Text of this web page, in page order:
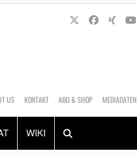
US KONTAKT ABO & SHOP MEDIADATEN
WIKI
Alles Shop